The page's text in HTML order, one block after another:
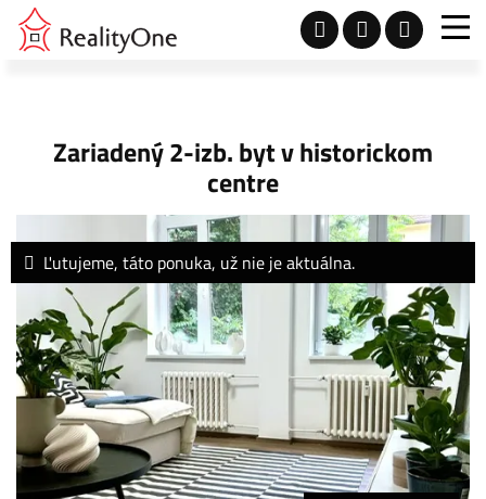
Zariadený 2-izb. byt v historickom
centre
Ľutujeme, táto ponuka, už nie je aktuálna.